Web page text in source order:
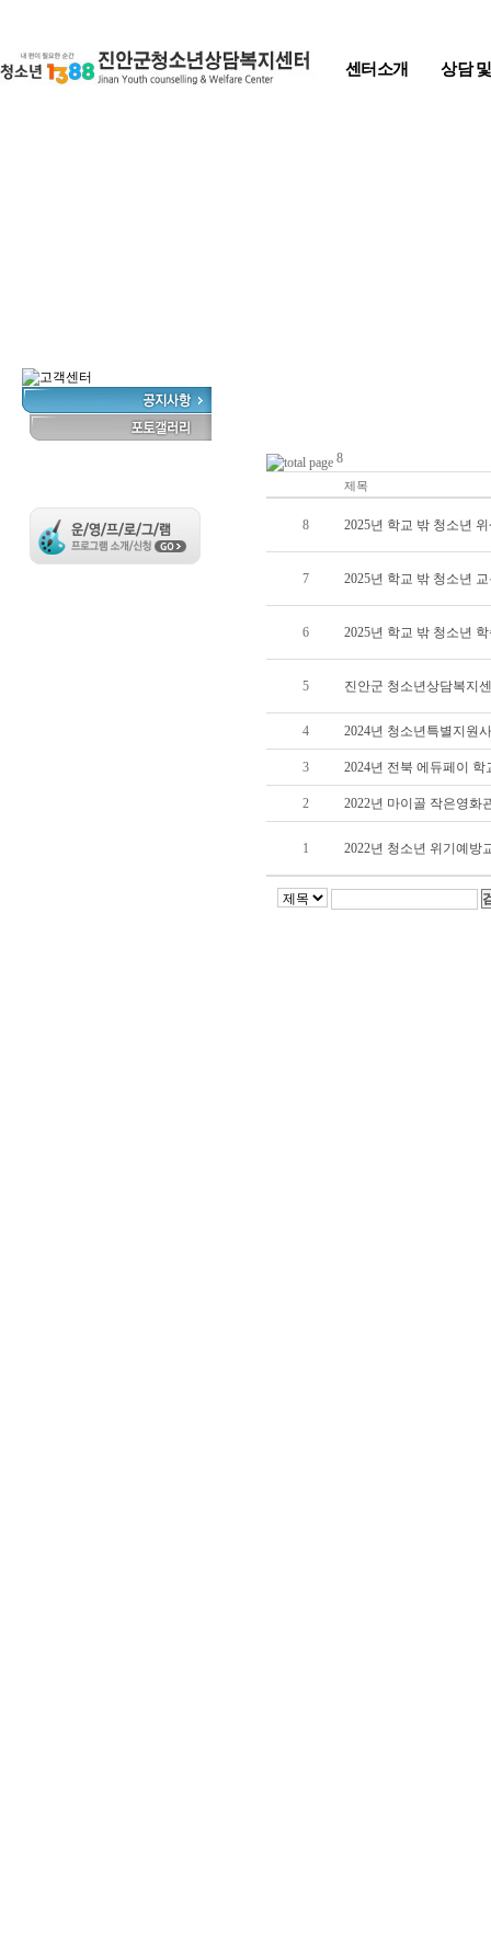
센터소개 상담
8
제목
8 2025년 학교 밖 청소년
7 2025년 학교 밖 청소년
6 2025년 학교 밖 청소년
5 진안군 청소년상담복지
4 2024년 청소년특별지원
3 2024년 전북 에듀페이
2 2022년 마이골 작은영화
1 2022년 청소년 위기예방